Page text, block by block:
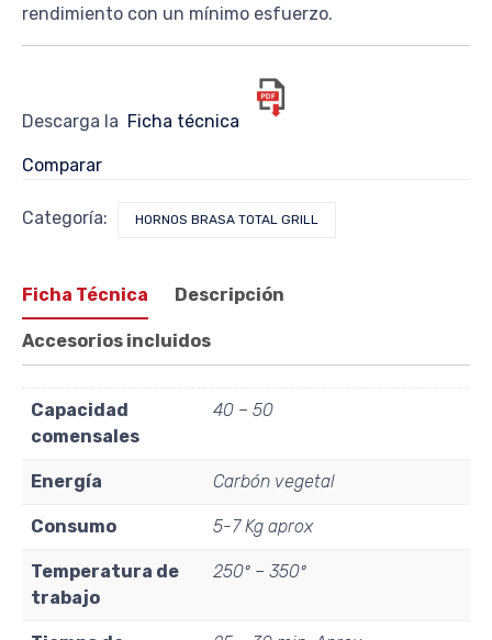
rendimiento con un mínimo esfuerzo.
Descarga la Ficha técnica
Comparar
Categoría: HORNOS BRASA TOTAL GRILL
Ficha Técnica Descripción
Accesorios incluidos
Capacidad
comensales
40 – 50
Energía Carbón vegetal
Consumo 5-7 Kg aprox
Temperatura de
trabajo
250º – 350º